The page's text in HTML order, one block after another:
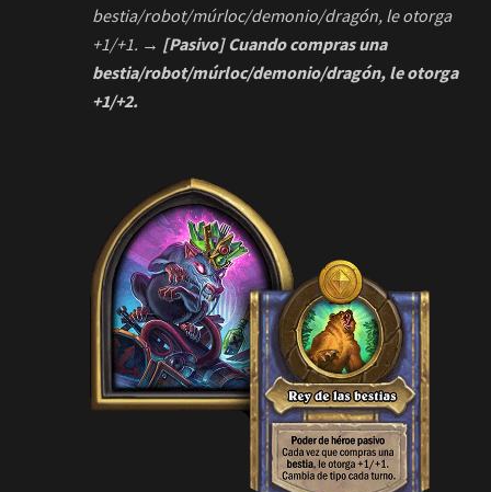
+1/+1.→ [Pasivo] Cuando compras una
bestia/robot/múrloc/demonio/dragón, le otorga
+1/+2.